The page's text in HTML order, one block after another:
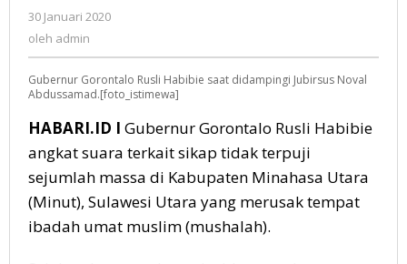
Proses
Hukum
30 Januari 2020
oleh admin
Gubernur Gorontalo Rusli Habibie saat didampingi Jubirsus Noval
Abdussamad.[foto_istimewa]
HABARI.ID I Gubernur Gorontalo Rusli Habibie
angkat suara terkait sikap tidak terpuji
sejumlah massa di Kabupaten Minahasa Utara
(Minut), Sulawesi Utara yang merusak tempat
ibadah umat muslim (mushalah).